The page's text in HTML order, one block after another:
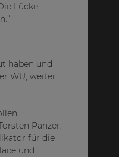
Lücke
haben und
WU, weiter.
Panzer,
für die
und